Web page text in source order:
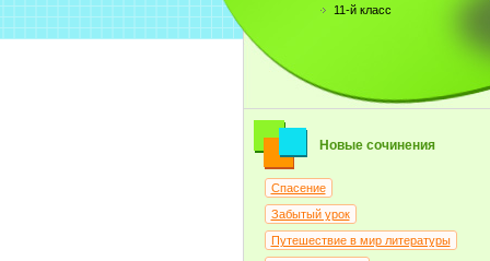
11-й класс
Новые сочинения
Спасение
Забытый урок
Путешествие в мир литературы